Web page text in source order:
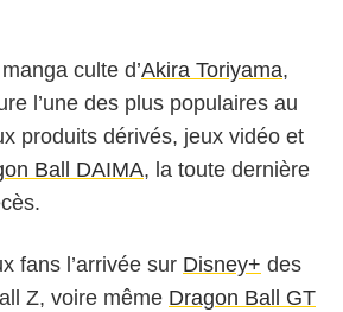
culte d’Akira Toriyama,
l’une des plus populaires au
produits dérivés, jeux vidéo et
Ball DAIMA, la toute dernière
fans l’arrivée sur Disney+ des
Z, voire même Dragon Ball GT